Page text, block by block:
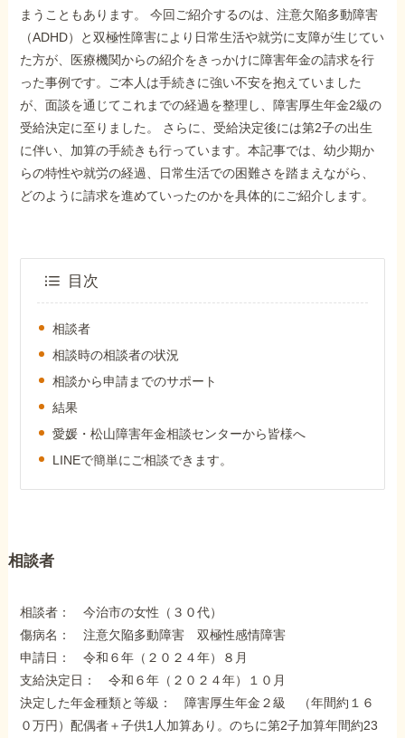
ホーム
障害年金の基礎知識
障害年金の金額
Q&A・相談事例
お知らせ
事務所について
で受給相談をする
まうこともあります。 今回ご紹介するのは、注意欠陥多動障害
（ADHD）と双極性障害により日常生活や就労に支障が生じてい
た方が、医療機関からの紹介をきっかけに障害年金の請求を行
った事例です。ご本人は手続きに強い不安を抱えていました
が、面談を通じてこれまでの経過を整理し、障害厚生年金2級の
受給決定に至りました。 さらに、受給決定後には第2子の出生
に伴い、加算の手続きも行っています。本記事では、幼少期か
らの特性や就労の経過、日常生活での困難さを踏まえながら、
どのように請求を進めていったのかを具体的にご紹介します。
目次
相談者
相談時の相談者の状況
相談から申請までのサポート
結果
愛媛・松山障害年金相談センターから皆様へ
LINEで簡単にご相談できます。
相談者
相談者： 今治市の女性（３０代）
傷病名： 注意欠陥多動障害 双極性感情障害
申請日： 令和６年（２０２４年）８月
支給決定日： 令和６年（２０２４年）１０月
決定した年金種類と等級： 障害厚生年金２級 （年間約１６
０万円）配偶者＋子供1人加算あり。のちに第2子加算年間約23